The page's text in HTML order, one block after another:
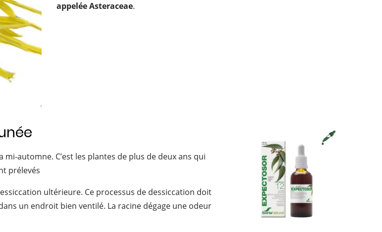
appelée Asteraceae.
automne. C’est les plantes de plus de deux ans qui
prélevés
ultérieure. Ce processus de dessiccation doit
un endroit bien ventilé. La racine dégage une odeur